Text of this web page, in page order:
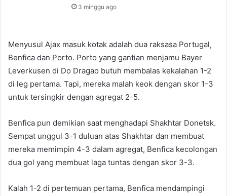
3 minggu ago
Menyusul Ajax masuk kotak adalah dua raksasa Portugal,
Benfica dan Porto. Porto yang gantian menjamu Bayer
Leverkusen di Do Dragao butuh membalas kekalahan 1-2
di leg pertama. Tapi, mereka malah keok dengan skor 1-3
untuk tersingkir dengan agregat 2-5.
Benfica pun demikian saat menghadapi Shakhtar Donetsk.
Sempat unggul 3-1 duluan atas Shakhtar dan membuat
mereka memimpin 4-3 dalam agregat, Benfica kecolongan
dua gol yang membuat laga tuntas dengan skor 3-3.
Kalah 1-2 di pertemuan pertama, Benfica mendampingi